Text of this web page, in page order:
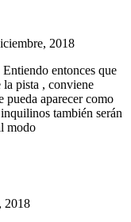
2018
entonces que
la pista , conviene
pueda aparecer como
también serán
modo
2018